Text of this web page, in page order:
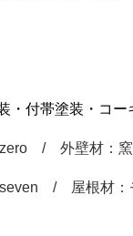
・付帯塗装・コー
zero / 外壁材：窯
seven / 屋根材：